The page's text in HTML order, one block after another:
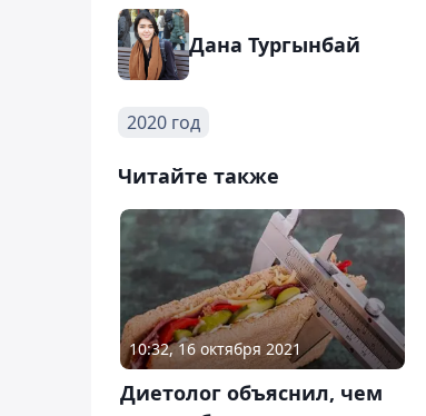
Дана Тургынбай
2020 год
Читайте также
10:32, 16 октября 2021
Диетолог объяснил, чем